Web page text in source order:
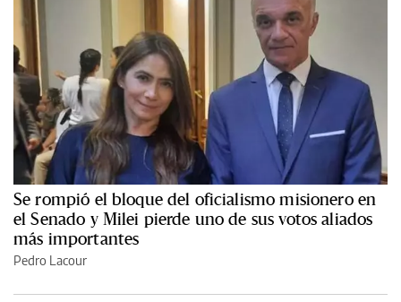
Se rompió el bloque del oficialismo misionero en
el Senado y Milei pierde uno de sus votos aliados
más importantes
Pedro Lacour